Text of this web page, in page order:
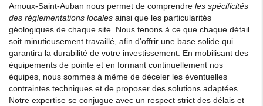
Arnoux-Saint-Auban nous permet de comprendre les spécificités
des réglementations locales ainsi que les particularités
géologiques de chaque site. Nous tenons à ce que chaque détail
soit minutieusement travaillé, afin d'offrir une base solide qui
garantira la durabilité de votre investissement. En mobilisant des
équipements de pointe et en formant continuellement nos
équipes, nous sommes à même de déceler les éventuelles
contraintes techniques et de proposer des solutions adaptées.
Notre expertise se conjugue avec un respect strict des délais et